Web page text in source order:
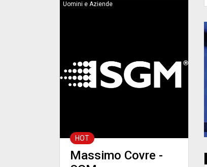
Uomini e Aziende
HOT
Massimo Covre -